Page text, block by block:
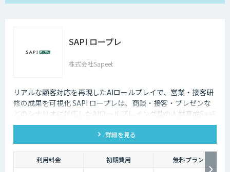
SAPI ロープレ
株式会社Sapeet
リアルな顧客対応を再現したAIロールプレイで、営業・接客研
修の成果を可視化 SAPI ロープレは、商談・接客・プレゼンな
どのシナリオに対応したAIロールプレイング型の人材育成SaaS
です。 AIアバターとの実践トレーニングと動画フィードバック
により、新人・中途スタッフの早期戦力化と教育の属人化解消
を支援します。
詳細を見る
利用料金 初期費用
無料プラン